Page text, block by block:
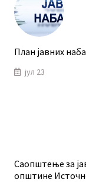
План јавних
јул 23
Саопштење за
општине